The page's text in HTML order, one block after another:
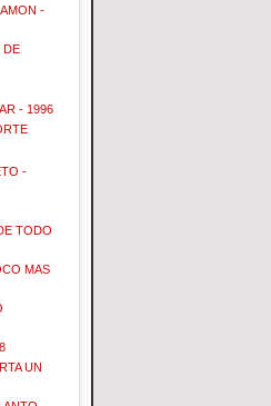
-
DE
- 1996
-
TODO
MAS
UN